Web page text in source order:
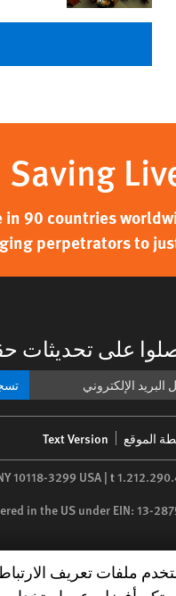
in 90 countries
perpetrators to
على تحديثات
الموقع Text Version
10118-3299 USA | t
in the US under EIN: 13-
Watch cookie
ملفات تعريف